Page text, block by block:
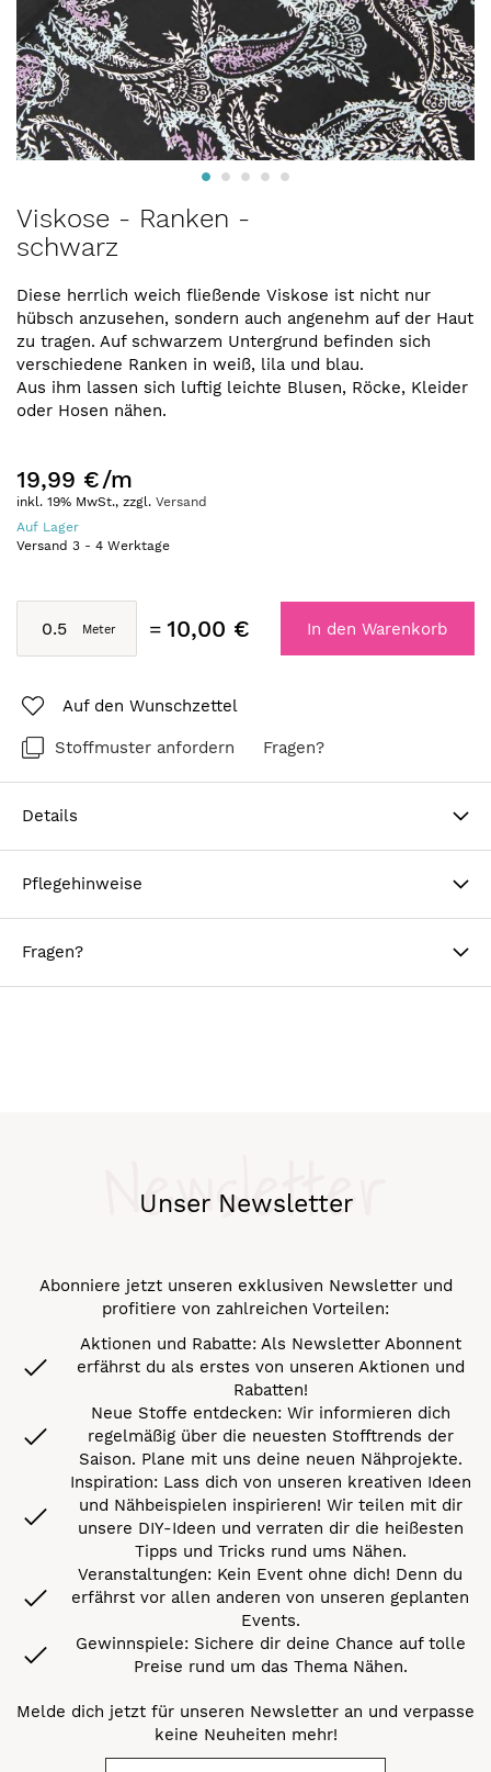
Anfang
der
springen
Viskose - Ranken -
schwarz
Diese herrlich weich fließende Viskose ist nicht nur
hübsch anzusehen, sondern auch angenehm auf der Haut
zu tragen. Auf schwarzem Untergrund befinden sich
verschiedene Ranken in weiß, lila und blau.
Aus ihm lassen sich luftig leichte Blusen, Röcke, Kleider
oder Hosen nähen.
19,99 €/m
inkl. 19% MwSt., zzgl. Versand
Auf Lager
Versand 3 - 4 Werktage
10,00 € In den Warenkorb
Auf den Wunschzettel
Stoffmuster anfordern Fragen?
Details
Pflegehinweise
Fragen?
Unser Newsletter
Newsletter
Abonniere jetzt unseren exklusiven Newsletter und
profitiere von zahlreichen Vorteilen:
Aktionen und Rabatte: Als Newsletter Abonnent
erfährst du als erstes von unseren Aktionen und
Rabatten!
Neue Stoffe entdecken: Wir informieren dich
regelmäßig über die neuesten Stofftrends der
Saison. Plane mit uns deine neuen Nähprojekte.
Inspiration: Lass dich von unseren kreativen Ideen
und Nähbeispielen inspirieren! Wir teilen mit dir
unsere DIY-Ideen und verraten dir die heißesten
Tipps und Tricks rund ums Nähen.
Veranstaltungen: Kein Event ohne dich! Denn du
erfährst vor allen anderen von unseren geplanten
Events.
Gewinnspiele: Sichere dir deine Chance auf tolle
Preise rund um das Thema Nähen.
Melde dich jetzt für unseren Newsletter an und verpasse
keine Neuheiten mehr!